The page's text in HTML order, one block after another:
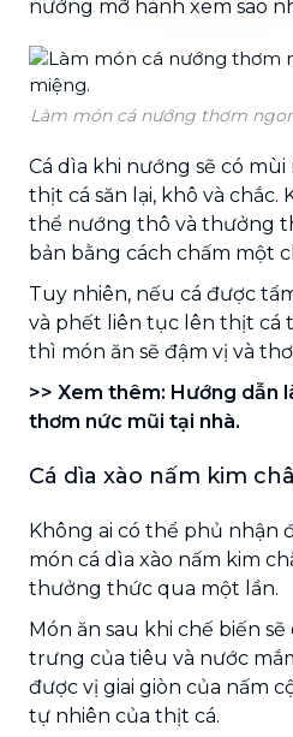
nướng mỡ hành xem sao
Làm món cá nướng thơm
Cá dìa khi nướng sẽ có
thịt cá săn lại, khô và chắc.
thể nướng thô và thưởng
bản bằng cách chấm một
Tuy nhiên, nếu cá được
và phết liên tục lên thịt
thì món ăn sẽ đậm vị và
>> Xem thêm: Hướng dẫn
thơm nức mũi tại nhà.
Cá dìa xào nấm kim
Không ai có thể phủ nhận
món cá dìa xào nấm kim
thưởng thức qua một lần.
Món ăn sau khi chế biến
trưng của tiêu và nước
được vị giai giòn của nấm
tự nhiên của thịt cá.